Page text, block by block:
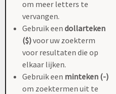
om meer letters te
vervangen.
Gebruik een dollarteken
($)voor uw zoekterm
voor resultaten die op
elkaar lijken.
Gebruik een minteken (-)
om zoektermen uit te